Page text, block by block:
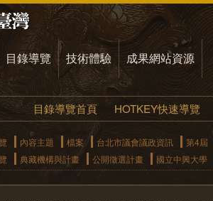
目錄導覽 技術體驗 成果網站資源
目錄導覽首頁 HOTKEY快速導覽
內容主題 檔案 台北市議會議政資訊
第4屆
典藏機構與計畫 公開徵選計畫 國立中興大學